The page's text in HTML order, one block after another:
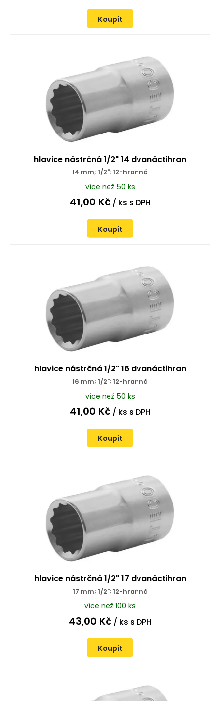
Koupit
hlavice nástrčná 1/2" 14 dvanáctihran
14 mm; 1/2"; 12-hranná
více než 50 ks
41,00 Kč/ ks s DPH
Koupit
hlavice nástrčná 1/2" 16 dvanáctihran
16 mm; 1/2"; 12-hranná
více než 50 ks
41,00 Kč/ ks s DPH
Koupit
hlavice nástrčná 1/2" 17 dvanáctihran
17 mm; 1/2"; 12-hranná
více než 100 ks
43,00 Kč/ ks s DPH
Koupit